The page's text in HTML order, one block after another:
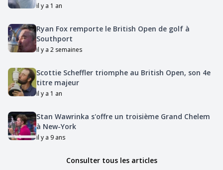
il y a 1 an
Ryan Fox remporte le British Open de golf à
Southport
il y a 2 semaines
Scottie Scheffler triomphe au British Open, son 4e
titre majeur
il y a 1 an
Stan Wawrinka s'offre un troisième Grand Chelem
à New-York
il y a 9 ans
Consulter tous les articles